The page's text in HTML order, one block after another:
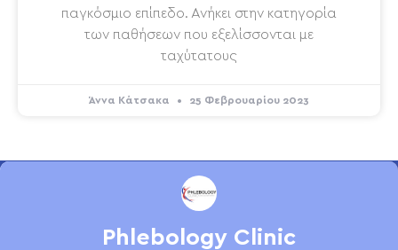
παγκόσμιο επίπεδο. Ανήκει στην κατηγορία
των παθήσεων που εξελίσσονται με
ταχύτατους
Άννα Κάτσακα 25 Φεβρουαρίου 2023
Phlebology Clinic